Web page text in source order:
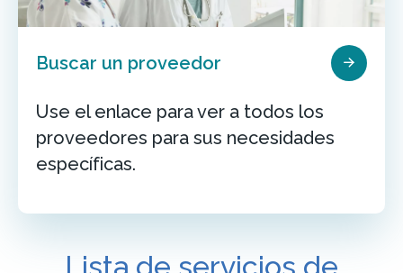
Buscar un proveedor
Use el enlace para ver a todos los
proveedores para sus necesidades
específicas.
Lista de servicios de